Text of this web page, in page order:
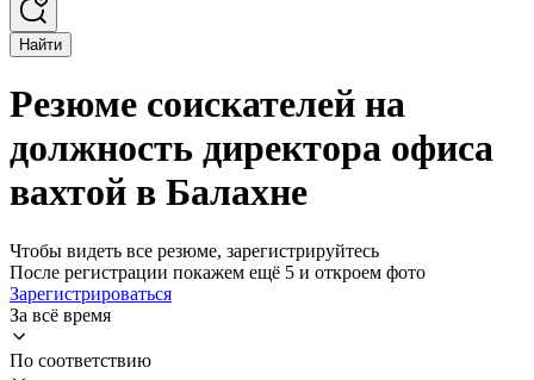
Найти
Резюме соискателей на
должность директора офиса
вахтой в Балахне
Чтобы видеть все резюме, зарегистрируйтесь
После регистрации покажем ещё 5 и откроем фото
Зарегистрироваться
За всё время
По соответствию